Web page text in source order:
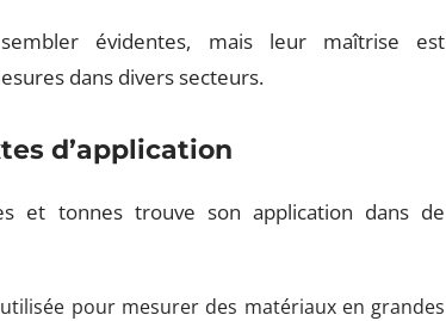
évidentes, mais leur maîtrise est
dans divers secteurs.
d’application
et tonnes trouve son application dans de
pour mesurer des matériaux en grandes